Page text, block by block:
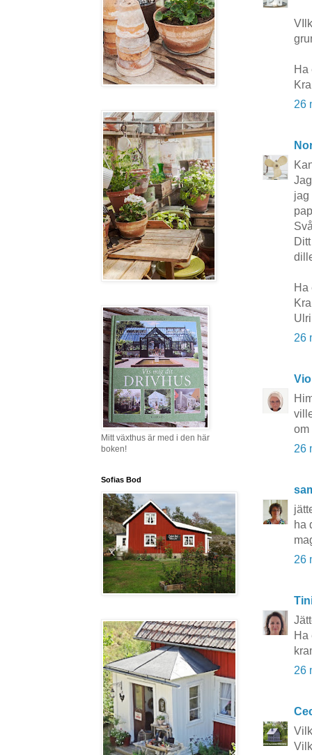
Ha
26
jag
Ha
26
om
26
ha
26
Ha
26
Mitt växthus är med i den här
boken!
Sofias Bod